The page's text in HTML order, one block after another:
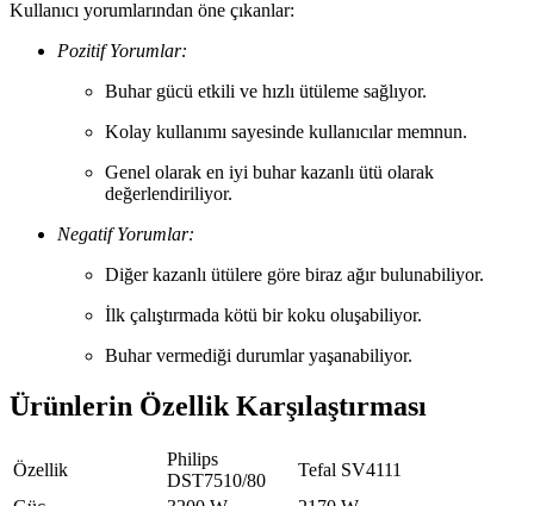
Kullanıcı yorumlarından öne çıkanlar:
Pozitif Yorumlar:
Buhar gücü etkili ve hızlı ütüleme sağlıyor.
Kolay kullanımı sayesinde kullanıcılar memnun.
Genel olarak en iyi buhar kazanlı ütü olarak
değerlendiriliyor.
Negatif Yorumlar:
Diğer kazanlı ütülere göre biraz ağır bulunabiliyor.
İlk çalıştırmada kötü bir koku oluşabiliyor.
Buhar vermediği durumlar yaşanabiliyor.
Ürünlerin Özellik Karşılaştırması
Özellik
Philips
DST7510/80
Tefal SV4111